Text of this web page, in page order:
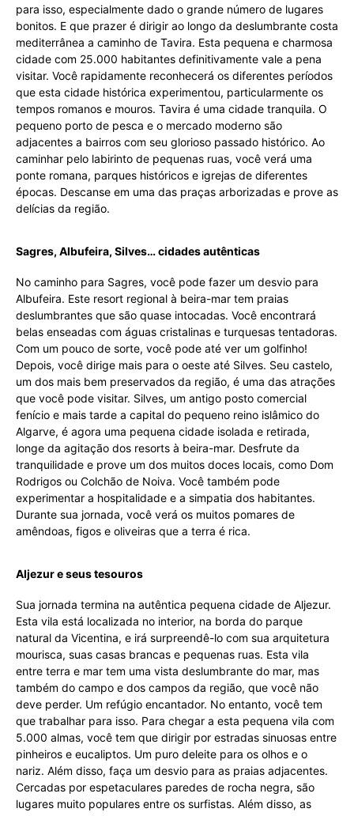
para isso, especialmente dado o grande número de lugares
bonitos. E que prazer é dirigir ao longo da deslumbrante costa
mediterrânea a caminho de Tavira. Esta pequena e charmosa
cidade com 25.000 habitantes definitivamente vale a pena
visitar. Você rapidamente reconhecerá os diferentes períodos
que esta cidade histórica experimentou, particularmente os
tempos romanos e mouros. Tavira é uma cidade tranquila. O
pequeno porto de pesca e o mercado moderno são
adjacentes a bairros com seu glorioso passado histórico. Ao
caminhar pelo labirinto de pequenas ruas, você verá uma
ponte romana, parques históricos e igrejas de diferentes
épocas. Descanse em uma das praças arborizadas e prove as
delícias da região.
Sagres, Albufeira, Silves… cidades autênticas
No caminho para Sagres, você pode fazer um desvio para
Albufeira. Este resort regional à beira-mar tem praias
deslumbrantes que são quase intocadas. Você encontrará
belas enseadas com águas cristalinas e turquesas tentadoras.
Com um pouco de sorte, você pode até ver um golfinho!
Depois, você dirige mais para o oeste até Silves. Seu castelo,
um dos mais bem preservados da região, é uma das atrações
que você pode visitar. Silves, um antigo posto comercial
fenício e mais tarde a capital do pequeno reino islâmico do
Algarve, é agora uma pequena cidade isolada e retirada,
longe da agitação dos resorts à beira-mar. Desfrute da
tranquilidade e prove um dos muitos doces locais, como Dom
Rodrigos ou Colchão de Noiva. Você também pode
experimentar a hospitalidade e a simpatia dos habitantes.
Durante sua jornada, você verá os muitos pomares de
amêndoas, figos e oliveiras que a terra é rica.
Aljezur e seus tesouros
Sua jornada termina na autêntica pequena cidade de Aljezur.
Esta vila está localizada no interior, na borda do parque
natural da Vicentina, e irá surpreendê-lo com sua arquitetura
mourisca, suas casas brancas e pequenas ruas. Esta vila
entre terra e mar tem uma vista deslumbrante do mar, mas
também do campo e dos campos da região, que você não
deve perder. Um refúgio encantador. No entanto, você tem
que trabalhar para isso. Para chegar a esta pequena vila com
5.000 almas, você tem que dirigir por estradas sinuosas entre
pinheiros e eucaliptos. Um puro deleite para os olhos e o
nariz. Além disso, faça um desvio para as praias adjacentes.
Cercadas por espetaculares paredes de rocha negra, são
lugares muito populares entre os surfistas. Além disso, as